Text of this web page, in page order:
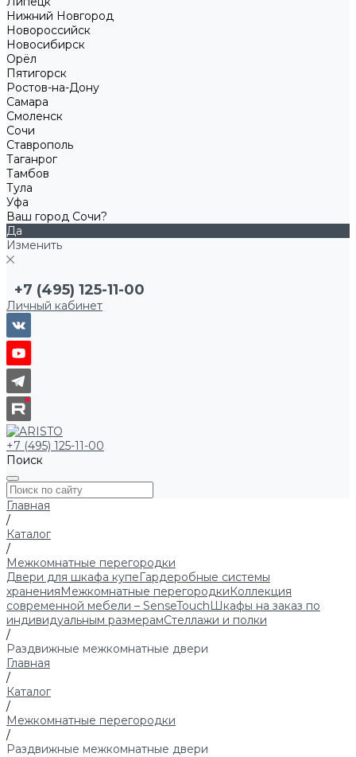
Нижний Новгород
Новороссийск
Новосибирск
Орёл
Пятигорск
Ростов-на-Дону
Самара
Смоленск
Сочи
Ставрополь
Таганрог
Тамбов
Тула
Уфа
Ваш город Сочи?
Да
Изменить
+7 (495) 125-11-00
Личный кабинет
+7 (495) 125-11-00
Поиск
Главная
/
Каталог
/
Межкомнатные перегородки
Двери для шкафа купеГардеробные системы
храненияМежкомнатные перегородкиКоллекция
современной мебели – SenseTouchШкафы на заказ по
индивидуальным размерамСтеллажи и полки
/
Раздвижные межкомнатные двери
Главная
/
Каталог
/
Межкомнатные перегородки
/
Раздвижные межкомнатные двери